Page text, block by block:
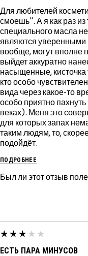
Для любителей
смоешь". А я как раз из
специального масла
являются уверенными
вообще, могут вполне
выйдет аккуратно
насыщенные,
кто особо
вида через какое-то
особо приятно
веках). Меня это
для которых запах
таким людям, то,
подойдёт.
ПОДРОБНЕЕ
Был ли этот отзыв
ЕСТЬ ПАРА МИНУСОВ